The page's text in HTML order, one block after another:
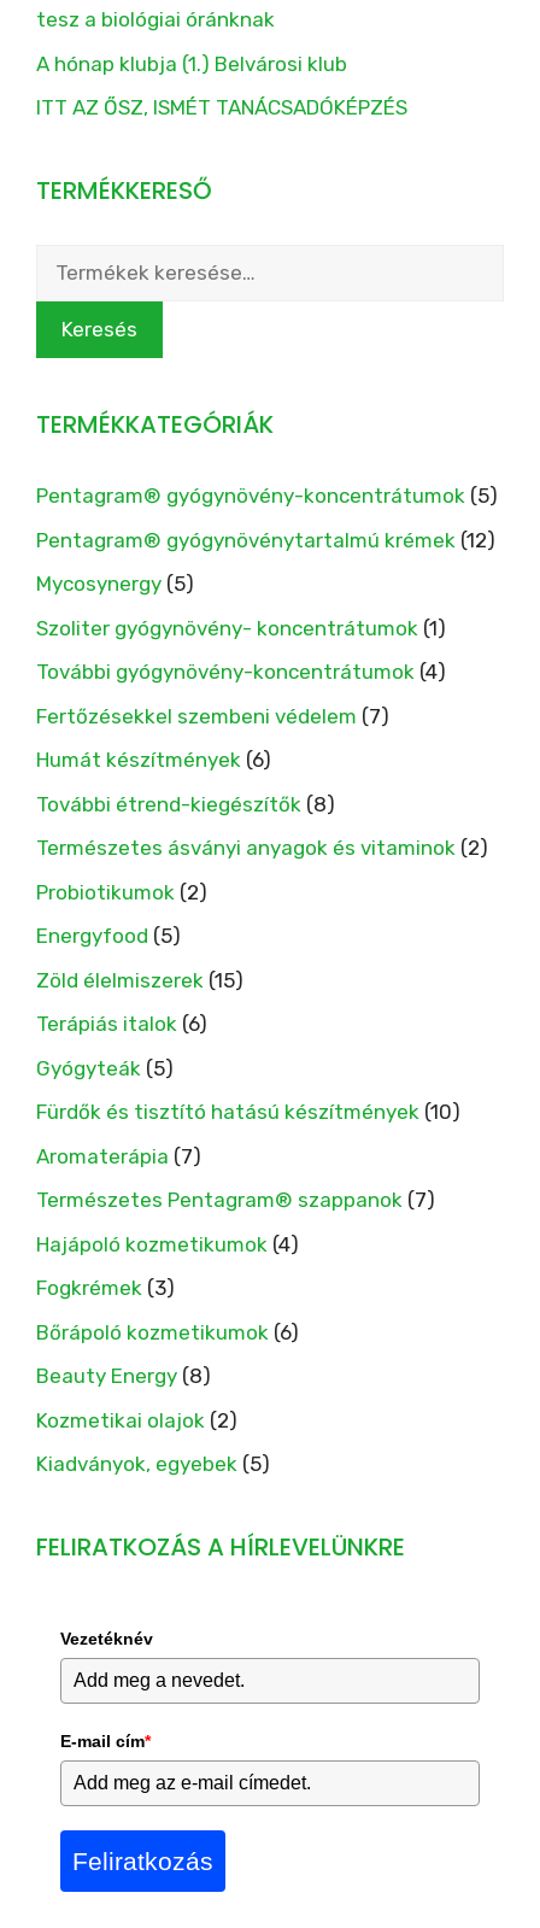
tesz a biológiai óránknak
A hónap klubja (1.) Belvárosi klub
ITT AZ ŐSZ, ISMÉT TANÁCSADÓKÉPZÉS
TERMÉKKERESŐ
Keresés
következőre:
Keresés
TERMÉKKATEGÓRIÁK
Pentagram® gyógynövény-koncentrátumok (5)
Pentagram® gyógynövénytartalmú krémek (12)
Mycosynergy (5)
Szoliter gyógynövény- koncentrátumok (1)
További gyógynövény-koncentrátumok (4)
Fertőzésekkel szembeni védelem (7)
Humát készítmények (6)
További étrend-kiegészítők (8)
Természetes ásványi anyagok és vitaminok (2)
Probiotikumok (2)
Energyfood (5)
Zöld élelmiszerek (15)
Terápiás italok (6)
Gyógyteák (5)
Fürdők és tisztító hatású készítmények (10)
Aromaterápia (7)
Természetes Pentagram® szappanok (7)
Hajápoló kozmetikumok (4)
Fogkrémek (3)
Bőrápoló kozmetikumok (6)
Beauty Energy (8)
Kozmetikai olajok (2)
Kiadványok, egyebek (5)
FELIRATKOZÁS A HÍRLEVELÜNKRE
Vezetéknév
E-mail cím*
Feliratkozás